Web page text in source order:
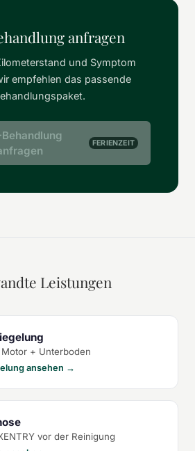
anfragen
und Symptom
empfehlen das passende
Behandlung
FERIENZEIT
Leistungen
+ Unterboden
ansehen →
vor der Reinigung